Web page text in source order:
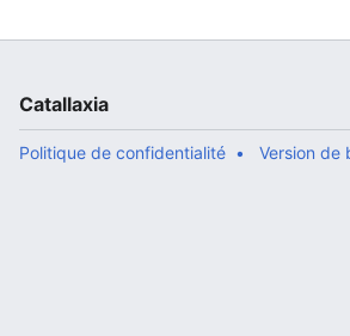
Catallaxia
Politique de confidentialité Version de